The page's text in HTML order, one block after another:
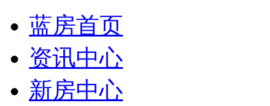
蓝房首页
资讯中心
新房中心